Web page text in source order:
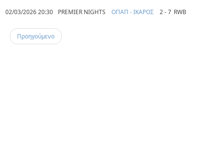
02/03/2026 20:30 PREMIER NIGHTS ΟΠΑΠ - ΙΚΑΡΟΣ 2 - 7 RWB
Προηγούμενο